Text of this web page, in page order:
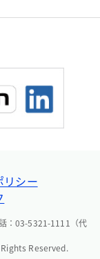
リシー
：03-5321-1111（代
Reserved.